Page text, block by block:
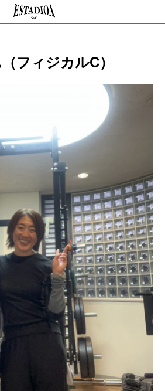
フィジカルC）